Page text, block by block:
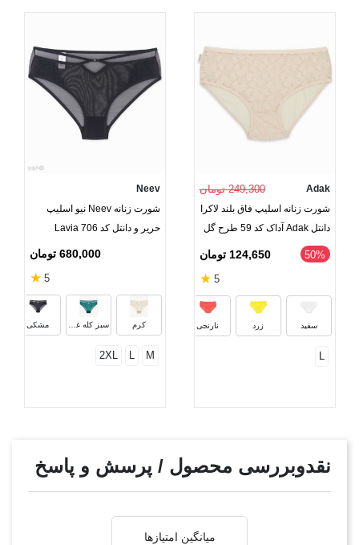
Adak 249,300 تومان
شورت زنانه اسلیپ فاق بلند لاکرا
دانتل Adak آداک کد 59 طرح گل
ریز
‎50% 124,650 تومان
5
★
سفید زرد نارنجی
سرخابی زرشکی
L
Neev
شورت زنانه Neev نیو اسلیپ
حریر و دانتل کد Lavia 706
680,000 تومان
5
★
کرم مشکی
M
L
2XL
نقدوبررسی محصول / پرسش و پاسخ
میانگین امتیازها